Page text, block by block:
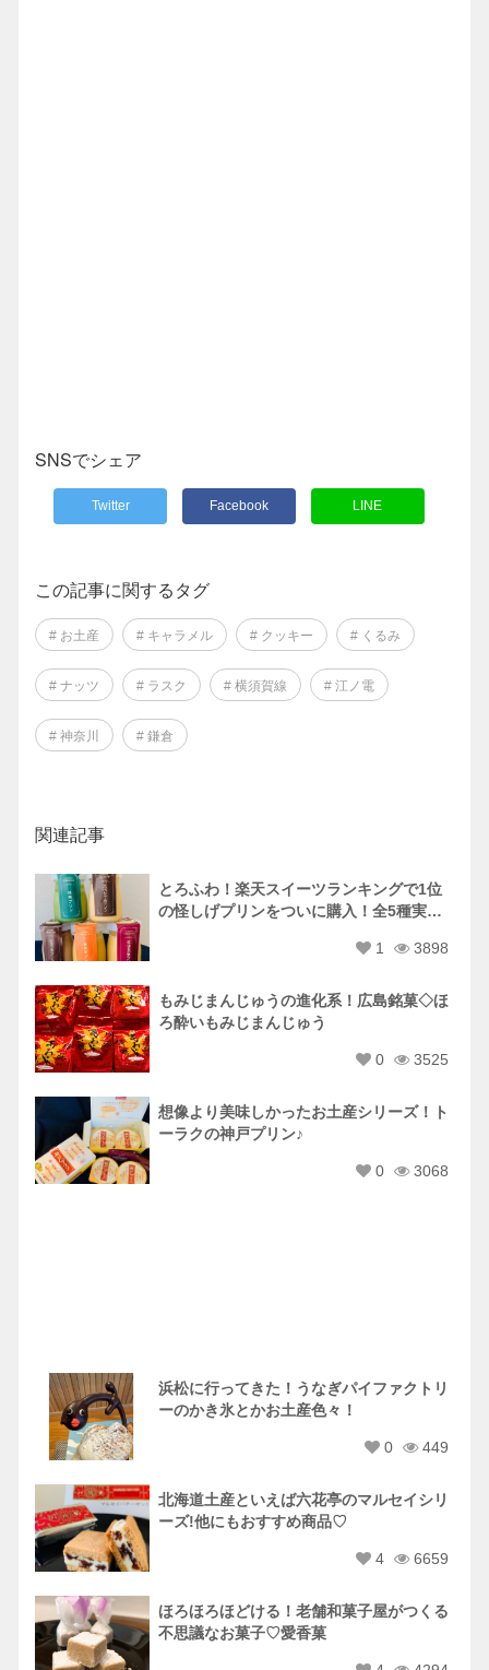
SNSでシェア
Twitter Facebook LINE
この記事に関するタグ
# お土産 # キャラメル # クッキー # くるみ
# ナッツ # ラスク # 横須賀線 # 江ノ電
# 神奈川 # 鎌倉
関連記事
とろふわ！楽天スイーツランキングで1位
の怪しげプリンをついに購入！全5種実食
1
3898
もみじまんじゅうの進化系！広島銘菓◇ほ
ろ酔いもみじまんじゅう
0 3525
想像より美味しかったお土産シリーズ！ト
ーラクの神戸プリン♪
0 3068
浜松に行ってきた！うなぎパイファクトリ
ーのかき氷とかお土産色々！
0 449
北海道土産といえば六花亭のマルセイシリ
ーズ!他にもおすすめ商品♡
4 6659
ほろほろほどける！老舗和菓子屋がつくる
不思議なお菓子♡愛香菓